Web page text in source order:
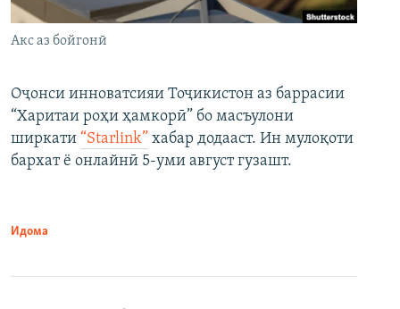
Акс аз бойгонӣ
Оҷонси инноватсияи Тоҷикистон аз баррасии
“Харитаи роҳи ҳамкорӣ” бо масъулони
ширкати “Starlink” хабар додааст. Ин мулоқоти
бархат ё онлайнӣ 5-уми август гузашт.
Идома